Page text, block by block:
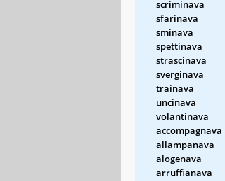
scriminava
sfarinava
sminava
spettinava
strascinava
sverginava
trainava
uncinava
volantinava
accompagnava
allampanava
alogenava
arruffianava